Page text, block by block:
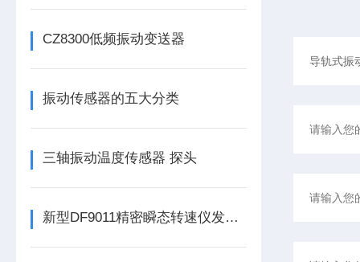
CZ8300低频振动变送器
振动传感器的五大分类
三轴振动温度传感器 探头
新型DF9011精密瞬态转速仪发布，为工业转速监测带来革新